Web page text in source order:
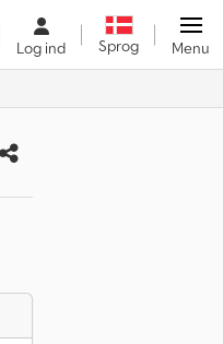
Log ind Sprog Menu